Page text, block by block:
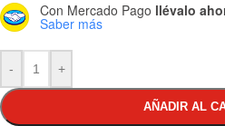
Con Mercado Pago llévalo
Saber más
- +
AÑADIR AL